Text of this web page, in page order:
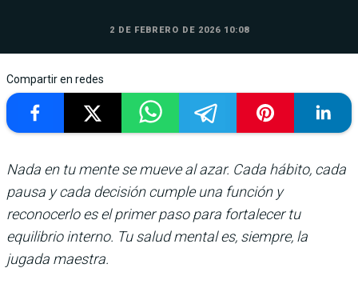
2 DE FEBRERO DE 2026 10:08
Compartir en redes
Nada en tu mente se mueve al azar. Cada hábito, cada
pausa y cada decisión cumple una función y
reconocerlo es el primer paso para fortalecer tu
equilibrio interno. Tu salud mental es, siempre, la
jugada maestra.